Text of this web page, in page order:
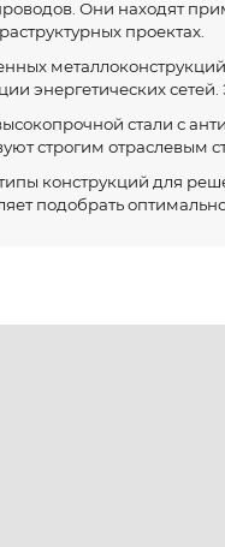
Они находят
проектах.
энергетических
стали с
строгим отраслевым
конструкций для
подобрать